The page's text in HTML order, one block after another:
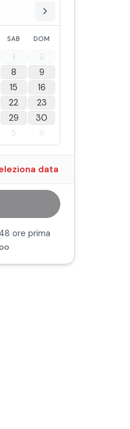
SAB DOM
1
2
8
9
15
16
22
23
29
30
5 6
data
ore prima